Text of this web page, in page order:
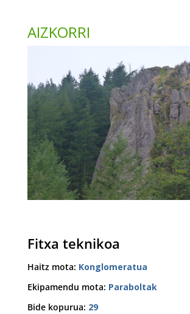
AIZKORRI
Fitxa teknikoa
Haitz mota: Konglomeratua
Ekipamendu mota: Paraboltak
Bide kopurua: 29